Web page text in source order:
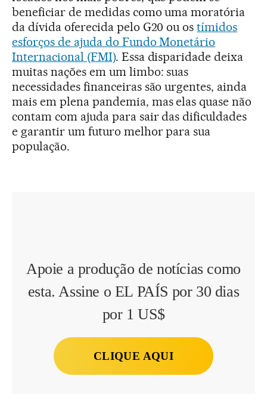
beneficiar de medidas como uma moratória
da dívida oferecida pelo G20 ou ostímidos
esforços de ajuda do Fundo Monetário
Internacional (FMI). Essa disparidade deixa
muitas nações em um limbo: suas
necessidades financeiras são urgentes, ainda
mais em plena pandemia, mas elas quase não
contam com ajuda para sair das dificuldades
e garantir um futuro melhor para sua
população.
Apoie a produção de notícias como
esta. Assine o EL PAÍS por 30 dias
por 1 US$
CLIQUE AQUI